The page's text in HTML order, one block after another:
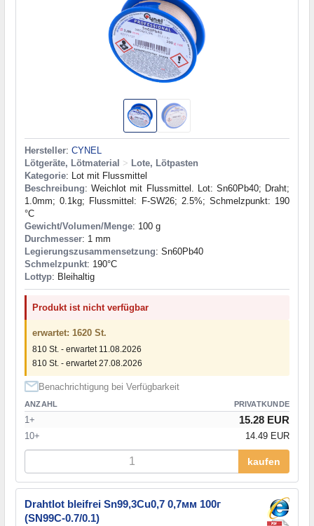
Hersteller: CYNEL
Lötgeräte, Lötmaterial > Lote, Lötpasten
Kategorie: Lot mit Flussmittel
Beschreibung: Weichlot mit Flussmittel. Lot: Sn60Pb40; Draht;
1.0mm; 0.1kg; Flussmittel: F-SW26; 2.5%; Schmelzpunkt: 190
°C
Gewicht/Volumen/Menge: 100 g
Durchmesser: 1 mm
Legierungszusammensetzung: Sn60Pb40
Schmelzpunkt: 190°С
Lottyp: Bleihaltig
Produkt ist nicht verfügbar
erwartet: 1620 St.
810 St. - erwartet 11.08.2026
810 St. - erwartet 27.08.2026
Benachrichtigung bei Verfügbarkeit
ANZAHL PRIVATKUNDE
1+ 15.28 EUR
10+ 14.49 EUR
kaufen
Drahtlot bleifrei Sn99,3Cu0,7 0,7мм 100г
(SN99C-0.7/0.1)